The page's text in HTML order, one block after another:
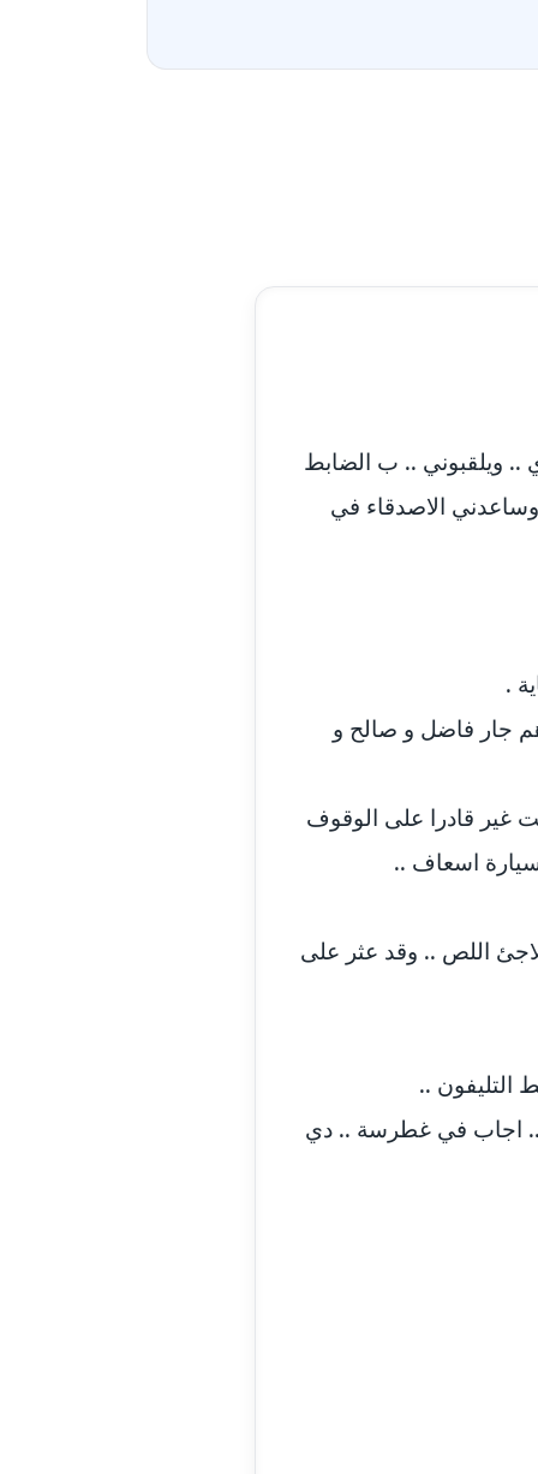
جوي .. ويلقبوني .. ب الضابط
الاصدقاء في
.
جار فاضل و صالح و
غير قادرا على الوقوف
اسعاف ..
اللص .. وقد عثر على
..
.. اجاب في غطرسة .. دي